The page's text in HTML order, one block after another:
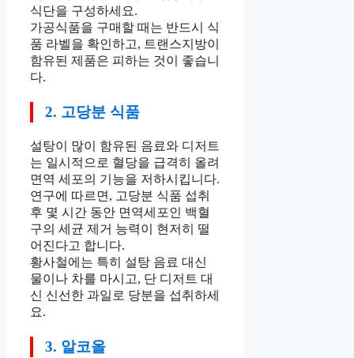
식단을 구성하세요.
가공식품을 구매할 때는 반드시 식
품 라벨을 확인하고, 트랜스지방이
함유된 제품은 피하는 것이 좋습니
다.
2. 고당분 식품
설탕이 많이 함유된 음료와 디저트
는 일시적으로 혈당을 급격히 올려
면역 세포의 기능을 저하시킵니다.
연구에 따르면, 고당분 식품 섭취
후 몇 시간 동안 면역세포인 백혈
구의 세균 제거 능력이 현저히 떨
어진다고 합니다.
황사철에는 특히 설탕 음료 대신
물이나 차를 마시고, 단 디저트 대
신 신선한 과일로 당분을 섭취하세
요.
3. 알코올